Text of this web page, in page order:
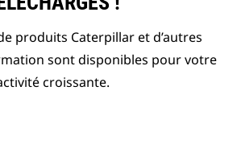
produits Caterpillar et d’autres
sont disponibles pour votre
croissante.